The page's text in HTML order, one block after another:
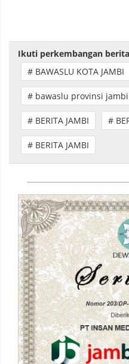
Ikuti perkembangan
# BAWASLU KOTA JAMBI
# bawaslu provinsi jambi
# BERITA JAMBI #
# BERITA JAMBI